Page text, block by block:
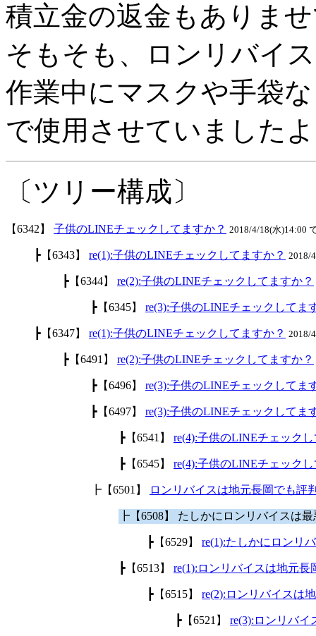
積立金の返金もありま
そもそも、ロンリバイ
作業中にマスクや手袋
で使用させていました
〔ツリー構成〕
【6342】 子供のLINEチェックしてますか？ 2018/4/18(水)14:00
┣【6343】 re(1):子供のLINEチェックしてますか？ 2018/
┣【6344】 re(2):子供のLINEチェックしてますか？
┣【6345】 re(3):子供のLINEチェックしてま
┣【6347】 re(1):子供のLINEチェックしてますか？ 2018/
┣【6491】 re(2):子供のLINEチェックしてますか？
┣【6496】 re(3):子供のLINEチェックしてま
┣【6497】 re(3):子供のLINEチェックしてま
┣【6541】 re(4):子供のLINEチェック
┣【6545】 re(4):子供のLINEチェック
┣【6501】 ロンリバイスは地元長岡でも評
┣【6508】 たしかにロンリバイスは
┣【6529】 re(1):たしかにロンリ
┣【6513】 re(1):ロンリバイスは地元
┣【6515】 re(2):ロンリバイスは
┣【6521】 re(3):ロンリバ